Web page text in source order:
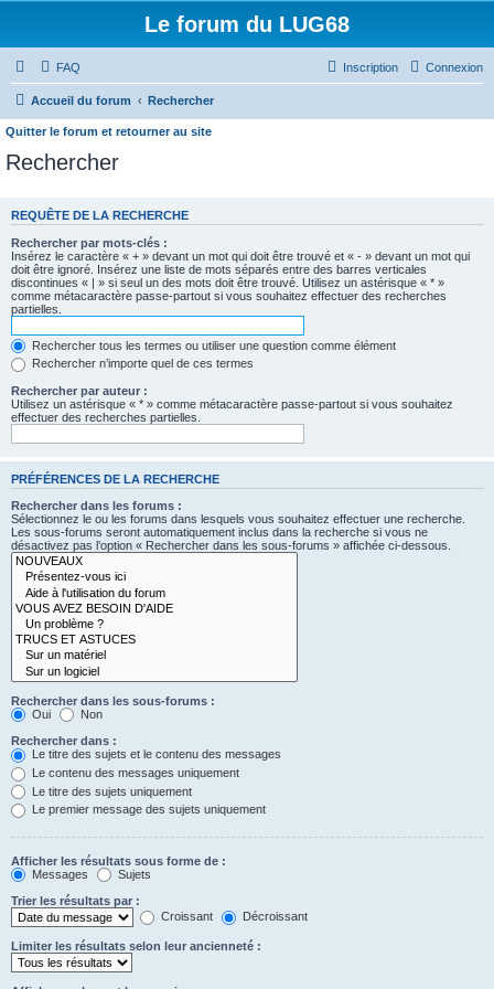
Le forum du LUG68
FAQ Connexion
Inscription
Accueil du forum Rechercher
Quitter le forum et retourner au site
Rechercher
REQUÊTE DE LA RECHERCHE
Rechercher par mots-clés :
Insérez le caractère « + » devant un mot qui doit être trouvé et « - » devant un mot qui
doit être ignoré. Insérez une liste de mots séparés entre des barres verticales
discontinues « | » si seul un des mots doit être trouvé. Utilisez un astérisque « * »
comme métacaractère passe-partout si vous souhaitez effectuer des recherches
partielles.
Rechercher tous les termes ou utiliser une question comme élément
Rechercher n’importe quel de ces termes
Rechercher par auteur :
Utilisez un astérisque « * » comme métacaractère passe-partout si vous souhaitez
effectuer des recherches partielles.
PRÉFÉRENCES DE LA RECHERCHE
Rechercher dans les forums :
Sélectionnez le ou les forums dans lesquels vous souhaitez effectuer une recherche.
Les sous-forums seront automatiquement inclus dans la recherche si vous ne
désactivez pas l’option « Rechercher dans les sous-forums » affichée ci-dessous.
Rechercher dans les sous-forums :
Oui
Non
Rechercher dans :
Le titre des sujets et le contenu des messages
Le contenu des messages uniquement
Le titre des sujets uniquement
Le premier message des sujets uniquement
Afficher les résultats sous forme de :
Messages
Sujets
Trier les résultats par :
Croissant
Décroissant
Limiter les résultats selon leur ancienneté :